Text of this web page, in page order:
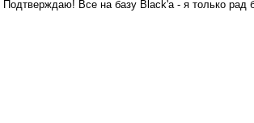
Подтверждаю! Все на базу Black'a - я только рад